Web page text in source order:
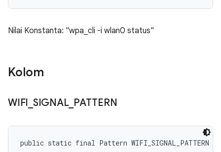
Nilai Konstanta: "wpa_cli -i wlan0 status"
Kolom
WIFI SIGNAL_ PATTERN
public static final Pattern WIFI_SIGNAL_PATTERN